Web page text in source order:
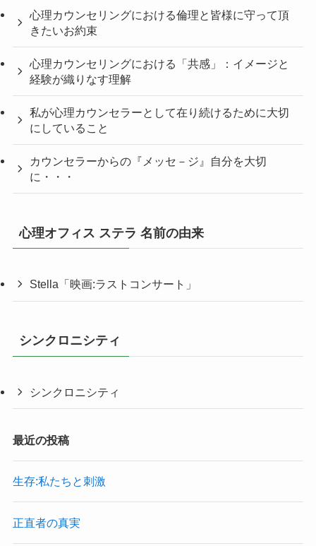
心理カウンセリングにおける倫理と皆様に守って頂
きたいお約束
心理カウンセリングにおける「共感」：イメージと
経験が織りなす理解
私が心理カウンセラーとして在り続けるために大切
にしていること
カウンセラーからの『メッセ－ジ』自分を大切
に・・・
心理オフィス ステラ 名前の由来
Stella「映画:ラストコンサート」
シンクロニシティ
シンクロニシティ
最近の投稿
生存:私たちと刺激
正直者の真実